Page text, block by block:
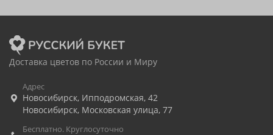
Доставка цветов по России и Миру
Адрес
Новосибирск, Ипподромская, 42
Новосибирск, Московская улица, 77
Бесплатно. Круглосуточно